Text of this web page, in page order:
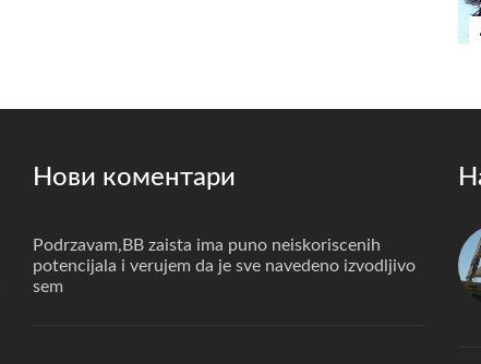
Нови коментари
Podrzavam,BB zaista ima puno neiskoriscenih
potencijala i verujem da je sve navedeno izvodljivo
sem